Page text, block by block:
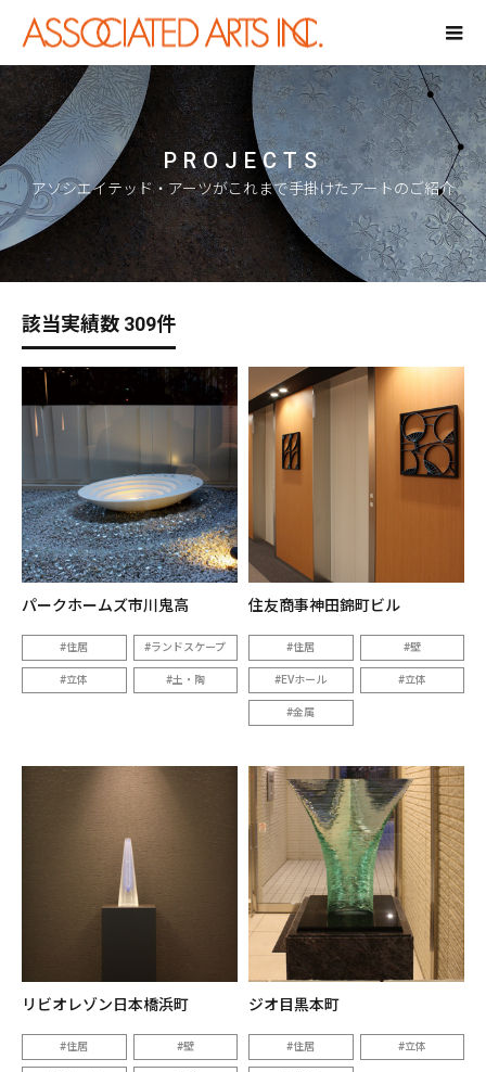
PROJECTS
アソシエイテッド・アーツがこれまで手掛けたアートのご紹介
該当実績数 309件
パークホームズ市川鬼高
住居 ランドスケープ
立体 土・陶
住友商事神田錦町ビル
住居 壁
EVホール 立体
金属
リビオレゾン日本橋浜町
住居 壁
ジオ目黒本町
住居 立体